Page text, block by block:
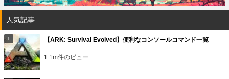
人気記事
【ARK: Survival Evolved】便利なコンソールコマンド一覧
1.1m件のビュー